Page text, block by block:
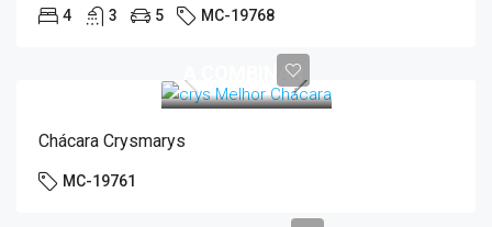
4 3 5 MC-19768
A COMBINAR
Chácara Crysmarys
MC-19761